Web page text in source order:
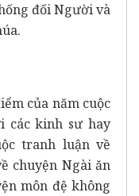
đối Người và
của năm cuộc
các kinh sư hay
tranh luận về
chuyện Ngài ăn
môn đệ không